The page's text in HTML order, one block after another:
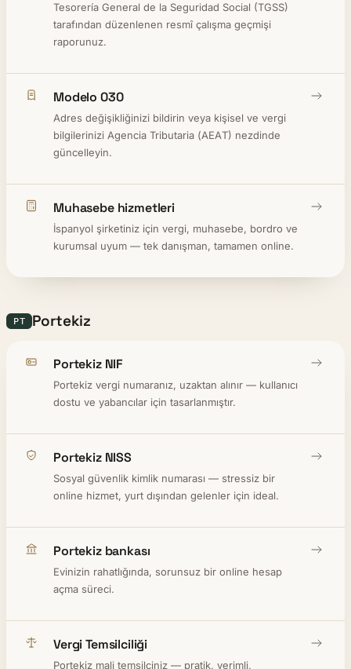
Tesorería General de la Seguridad Social (TGSS)
tarafından düzenlenen resmî çalışma geçmişi
raporunuz.
Modelo 030
Adres değişikliğinizi bildirin veya kişisel ve vergi
bilgilerinizi Agencia Tributaria (AEAT) nezdinde
güncelleyin.
Muhasebe hizmetleri
İspanyol şirketiniz için vergi, muhasebe, bordro ve
kurumsal uyum — tek danışman, tamamen online.
PT Portekiz
Portekiz NIF
Portekiz vergi numaranız, uzaktan alınır — kullanıcı
dostu ve yabancılar için tasarlanmıştır.
Portekiz NISS
Sosyal güvenlik kimlik numarası — stressiz bir
online hizmet, yurt dışından gelenler için ideal.
Portekiz bankası
Evinizin rahatlığında, sorunsuz bir online hesap
açma süreci.
Vergi Temsilciliği
Portekiz mali temsilciniz — pratik, verimli,